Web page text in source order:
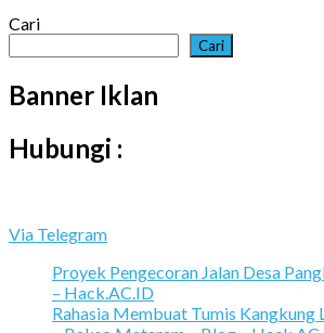
Cari
Cari
Banner Iklan
Hubungi :
Via Telegram
Proyek Pengecoran Jalan Desa
– Hack.AC.ID
Rahasia Membuat Tumis Kangkung